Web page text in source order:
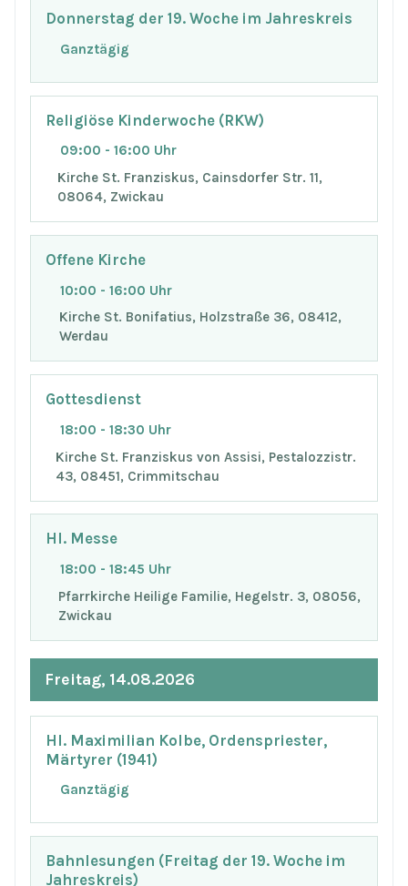
Donnerstag der 19. Woche im Jahreskreis
Ganztägig
Religiöse Kinderwoche (RKW)
09:00 - 16:00 Uhr
Kirche St. Franziskus, Cainsdorfer Str. 11,
08064, Zwickau
Offene Kirche
10:00 - 16:00 Uhr
Kirche St. Bonifatius, Holzstraße 36, 08412,
Werdau
Gottesdienst
18:00 - 18:30 Uhr
Kirche St. Franziskus von Assisi, Pestalozzistr.
43, 08451, Crimmitschau
Hl. Messe
18:00 - 18:45 Uhr
Pfarrkirche Heilige Familie, Hegelstr. 3, 08056,
Zwickau
Freitag, 14.08.2026
Hl. Maximilian Kolbe, Ordenspriester,
Märtyrer (1941)
Ganztägig
Bahnlesungen (Freitag der 19. Woche im
Jahreskreis)